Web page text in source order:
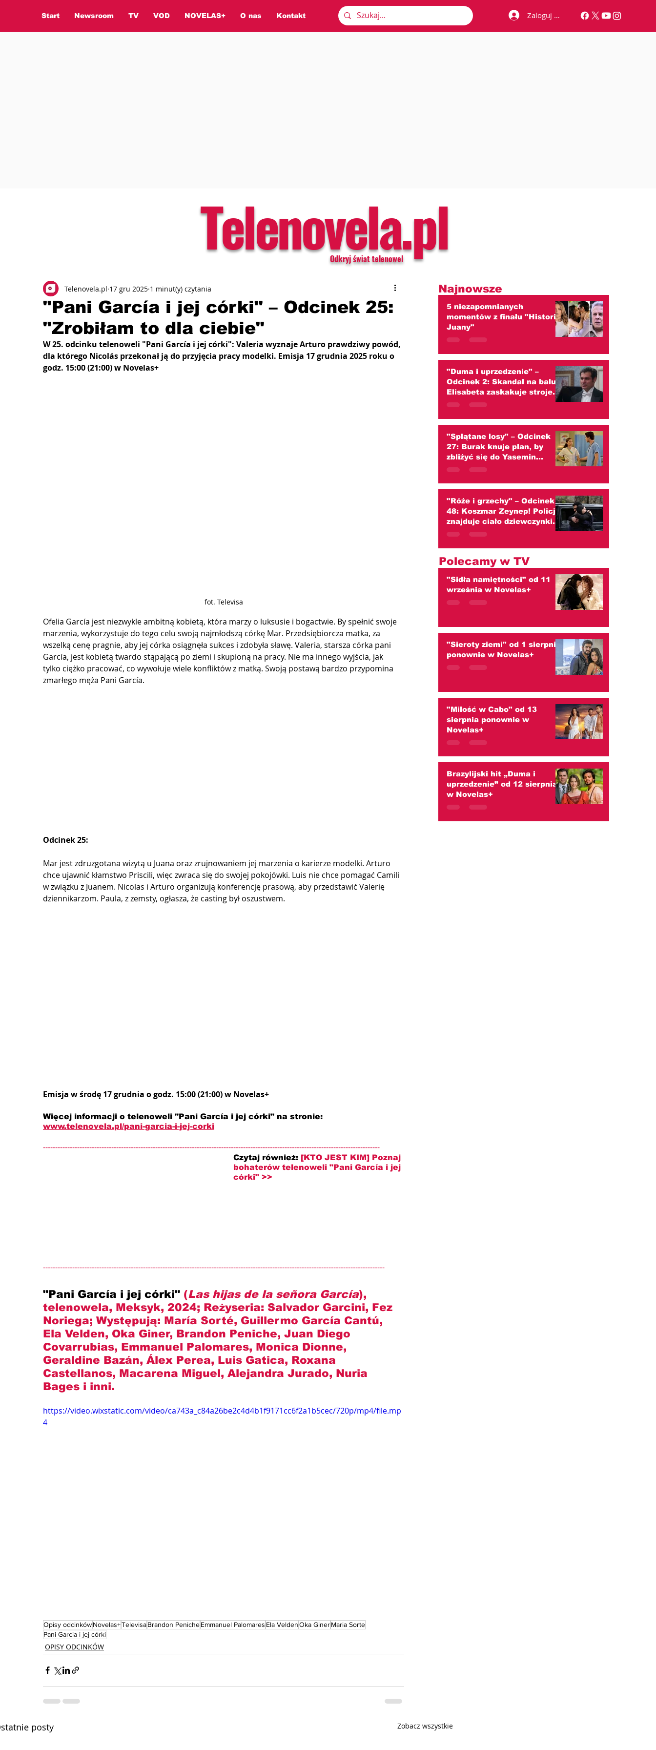
Start Newsroom TV VOD NOVELAS+ O nas Kontakt Zaloguj się
Telenovela.pl
Odkryj świat telenowel
"Pani García i jej córki" – Odcinek 25:
"Zrobiłam to dla ciebie"
Telenovela.pl 17 gru 2025 1 minut(y) czytania
W 25. odcinku telenoweli "Pani García i jej córki": Valeria wyznaje Arturo prawdziwy powód,
dla którego Nicolás przekonał ją do przyjęcia pracy modelki. Emisja 17 grudnia 2025 roku o
godz. 15:00 (21:00) w Novelas+
fot. Televisa
Ofelia García jest niezwykle ambitną kobietą, która marzy o luksusie i bogactwie. By spełnić swoje
marzenia, wykorzystuje do tego celu swoją najmłodszą córkę Mar. Przedsiębiorcza matka, za
wszelką cenę pragnie, aby jej córka osiągnęła sukces i zdobyła sławę. Valeria, starsza córka pani
García, jest kobietą twardo stąpającą po ziemi i skupioną na pracy. Nie ma innego wyjścia, jak
tylko ciężko pracować, co wywołuje wiele konfliktów z matką. Swoją postawą bardzo przypomina
zmarłego męża Pani García.
Odcinek 25:
Mar jest zdruzgotana wizytą u Juana oraz zrujnowaniem jej marzenia o karierze modelki. Arturo
chce ujawnić kłamstwo Priscili, więc zwraca się do swojej pokojówki. Luis nie chce pomagać Camili
w związku z Juanem. Nicolas i Arturo organizują konferencję prasową, aby przedstawić Valerię
dziennikarzom. Paula, z zemsty, ogłasza, że ​​casting był oszustwem.
Emisja w środę 17 grudnia o godz. 15:00 (21:00) w Novelas+
Więcej informacji o telenoweli "Pani García i jej córki" na stronie:
www.telenovela.pl/pani-garcia-i-jej-corki
------------------------------------------------------------------------------------------------------------------------------------------
Czytaj również: [KTO JEST KIM] Poznaj
bohaterów telenoweli "Pani García i jej
córki" >>
--------------------------------------------------------------------------------------------------------------------------------------------
"Pani García i jej córki" (Las hijas de la señora García),
telenowela, Meksyk, 2024; Reżyseria: Salvador Garcini, Fez
Noriega; Występują: María Sorté, Guillermo García Cantú,
Ela Velden, Oka Giner, Brandon Peniche, Juan Diego
Covarrubias, Emmanuel Palomares, Monica Dionne,
Geraldine Bazán, Álex Perea, Luis Gatica, Roxana
Castellanos, Macarena Miguel, Alejandra Jurado, Nuria
Bages i inni.
https://video.wixstatic.com/video/ca743a_c84a26be2c4d4b1f9171cc6f2a1b5cec/720p/mp4/file.mp
4
Opisy odcinkówNovelas+TelevisaBrandon PenicheEmmanuel Palomares Ela VeldenOka GinerMaria Sorte
Pani Garcia i jej córki
OPISY ODCINKÓW
posty Zobacz wszystkie
Najnowsze
5 niezapomnianych
momentów z finału "Historii
Juany"
"Duma i uprzedzenie" –
Odcinek 2: Skandal na balu!
Elisabeta zaskakuje strojem
i ściera się z Darcym
"Splątane losy" – Odcinek
27: Burak knuje plan, by
zbliżyć się do Yasemin
(streszczenie)
"Róże i grzechy" – Odcinek
48: Koszmar Zeynep! Policja
znajduje ciało dziewczynki.
Czy to Kader? (streszczenie)
Polecamy w TV
"Sidła namiętności" od 11
września w Novelas+
"Sieroty ziemi" od 1 sierpnia
ponownie w Novelas+
"Miłość w Cabo" od 13
sierpnia ponownie w
Novelas+
Brazylijski hit „Duma i
uprzedzenie” od 12 sierpnia
w Novelas+